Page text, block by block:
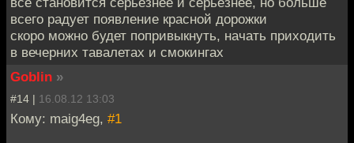
всего радует появление красной дорожки
скоро можно будет попривыкнуть, начать приходить
в вечерних тавалетах и смокингах
Goblin »
#14 | 16.08.12 13:03
Кому: maig4eg, #1